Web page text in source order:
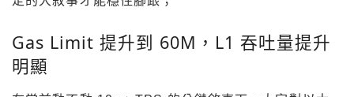
Gas Limit 提升到 60M，L1 吞吐量提升
明顯